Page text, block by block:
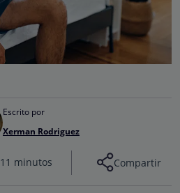
Escrito por
Xerman Rodriguez
11 minutos Compartir